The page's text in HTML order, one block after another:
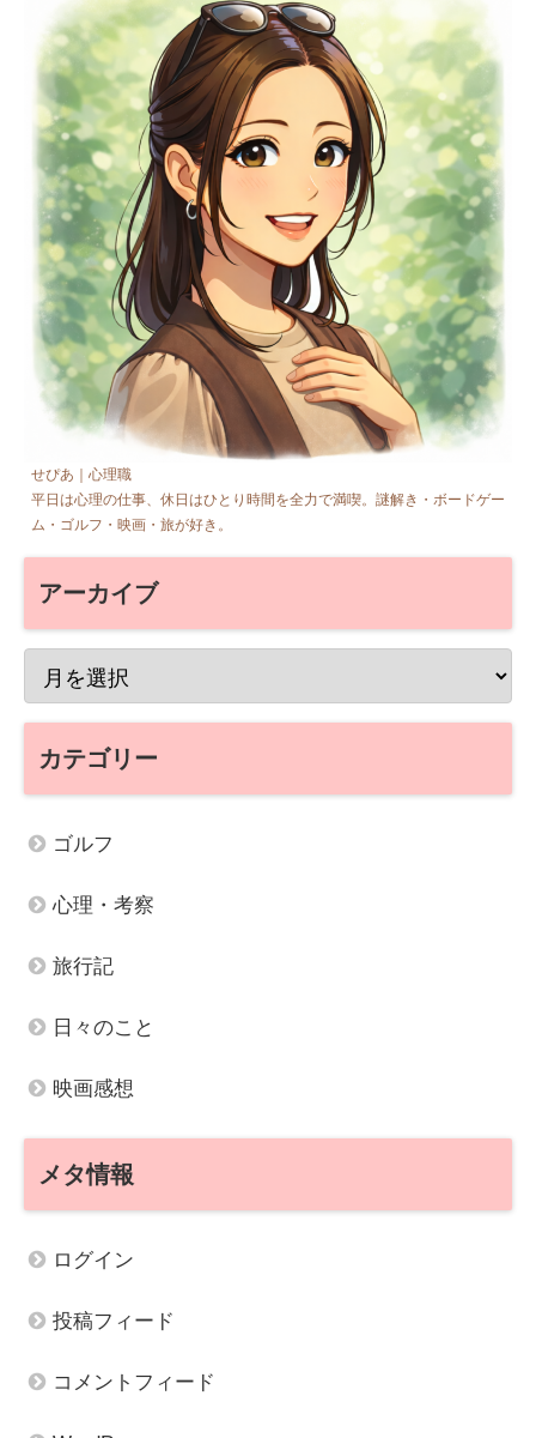
せぴあ｜心理職
平日は心理の仕事、休日はひとり時間を全力で満喫。謎解き・ボードゲー
ム・ゴルフ・映画・旅が好き。
アーカイブ
カテゴリー
ゴルフ
心理・考察
旅行記
日々のこと
映画感想
メタ情報
ログイン
投稿フィード
コメントフィード